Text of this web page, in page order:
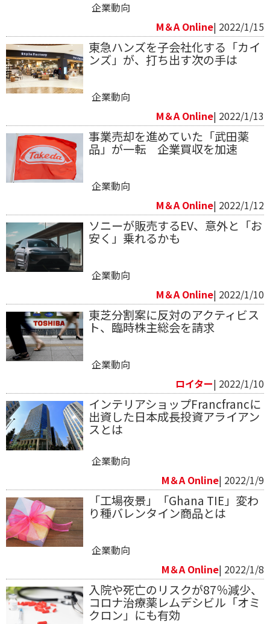
企業動向
M＆A Online| 2022/1/15
東急ハンズを子会社化する「カイ
ンズ」が、打ち出す次の手は
企業動向
M＆A Online| 2022/1/13
事業売却を進めていた「武田薬
品」が一転 企業買収を加速
企業動向
M＆A Online| 2022/1/12
ソニーが販売するEV、意外と「お
安く」乗れるかも
企業動向
M＆A Online| 2022/1/10
東芝分割案に反対のアクティビス
ト、臨時株主総会を請求
企業動向
ロイター| 2022/1/10
インテリアショップFrancfrancに
出資した日本成長投資アライアン
スとは
企業動向
M＆A Online| 2022/1/9
「工場夜景」「Ghana TIE」変わ
り種バレンタイン商品とは
企業動向
M＆A Online| 2022/1/8
入院や死亡のリスクが87％減少、
コロナ治療薬レムデシビル「オミ
クロン」にも有効